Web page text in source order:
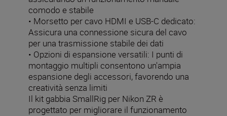
comodo e stabile
• Morsetto per cavo HDMI e USB-C dedicato:
Assicura una connessione sicura del cavo
per una trasmissione stabile dei dati
• Opzioni di espansione versatili: I punti di
montaggio multipli consentono un'ampia
espansione degli accessori, favorendo una
creatività senza limiti
Il kit gabbia SmallRig per Nikon ZR è
progettato per migliorare il funzionamento